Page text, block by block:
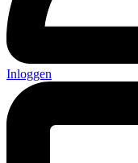
Inloggen